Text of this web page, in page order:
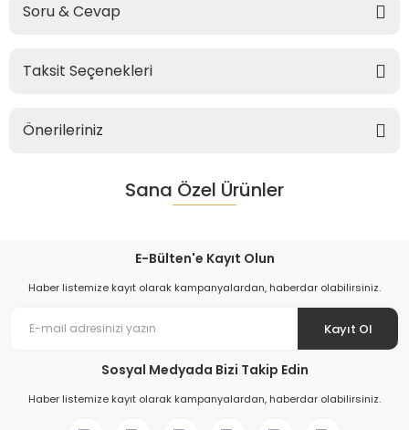
Soru & Cevap
Taksit Seçenekleri
Önerileriniz
Sana Özel Ürünler
E-Bülten'e Kayıt Olun
Haber listemize kayıt olarak kampanyalardan, haberdar olabilirsiniz.
Kayıt Ol
Sosyal Medyada Bizi Takip Edin
Haber listemize kayıt olarak kampanyalardan, haberdar olabilirsiniz.